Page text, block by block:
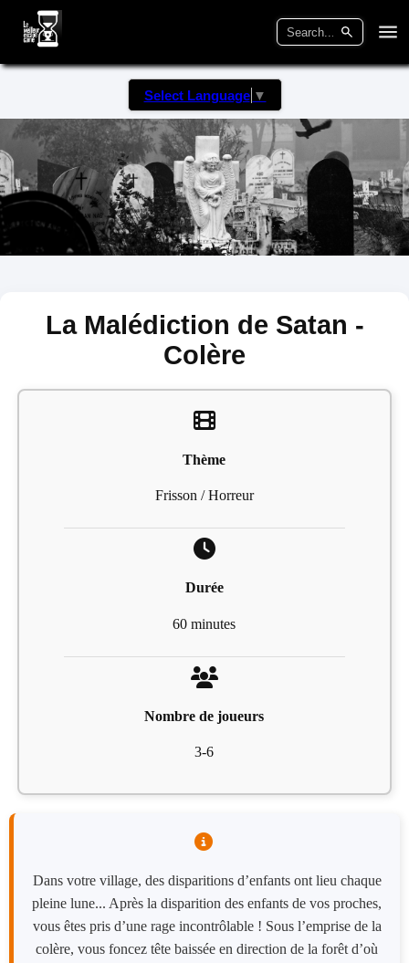
Select Language ▼
La Malédiction de Satan -
Colère
Thème
Frisson / Horreur
Durée
60 minutes
Nombre de joueurs
3-6
Dans votre village, des disparitions d’enfants ont lieu chaque
pleine lune... Après la disparition des enfants de vos proches,
vous êtes pris d’une rage incontrôlable ! Sous l’emprise de la
colère, vous foncez tête baissée en direction de la forêt d’où